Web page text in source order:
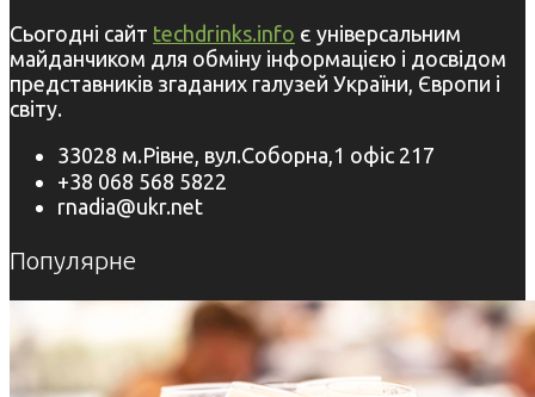
Сьогодні сайт techdrinks.info є універсальним
майданчиком для обміну інформацією і досвідом
представників згаданих галузей України, Європи і
світу.
33028 м.Рівне, вул.Соборна,1 офіс 217
+38 068 568 5822
rnadia@ukr.net
Популярне